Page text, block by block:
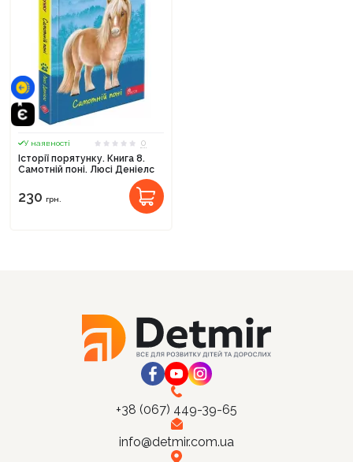
У наявності
0
Історії порятунку. Книга 8.
Самотній поні. Люсі Деніелс
230 грн.
+38 (067) 449-39-65
info@detmir.com.ua
Продовжити покупки